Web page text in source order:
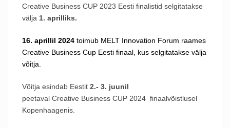
Creative Business CUP 2023 Eesti finalistid selgitatakse
välja 1. aprilliks.
16. aprillil 2024 toimub MELT Innovation Forum raames
Creative Business Cup Eesti finaal, kus selgitatakse välja
võitja.
Võitja esindab Eestit 2.- 3. juunil
peetaval Creative Business CUP 2024 finaalvõistlusel
Kopenhaagenis.